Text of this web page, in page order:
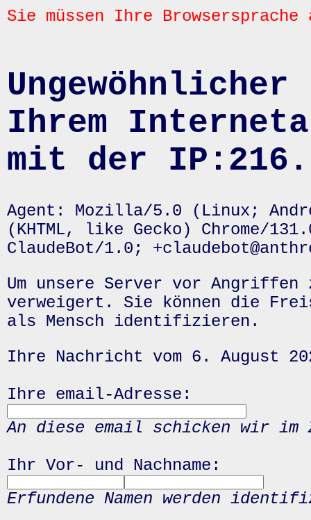
Sie müssen Ihre
Ihrem
mit der
Agent: Mozilla/5.0 (Linux;
(KHTML, like Gecko) Chrome/
ClaudeBot/1.0;
Um unsere Server vor
verweigert. Sie können die
als Mensch identifizieren.
Ihre Nachricht vom 6. August
Ihre email-Adresse:
An diese email schicken wir
Ihr Vor- und Nachname:
Erfundene Namen werden